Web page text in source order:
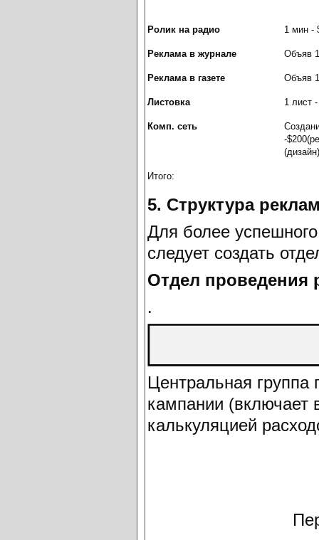
Ролик на радио 1 мин -
Реклама в журнале Объяв
Реклама в газете Объяв
Листовка 1 лист
Комп. сеть
-
(дизайн)
Итого:
5. Структура
Для более
следует создать
Отдел проведения
.
Центральная
кампании (включает
калькуляцией